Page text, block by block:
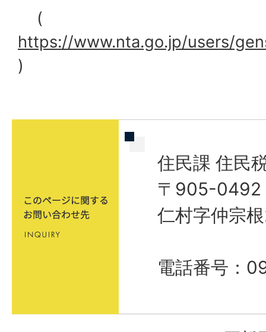
(
https://www.nta.go.jp/users/
)
住民課 住民
〒905-0492
仁村字仲宗
電話番号：